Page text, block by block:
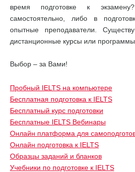
время подготовке к
самостоятельно, либо в
опытные преподаватели.
дистанционные курсы или программы.
Выбор – за Вами!
Пробный IELTS на компьютере
Бесплатная подготовка к IELTS
Бесплатный курс подготовки
Бесплатные IELTS Вебинары
Онлайн платформа для
Онлайн подготовка к IELTS
Образцы заданий и бланков
Учебники по подготовке к IELTS